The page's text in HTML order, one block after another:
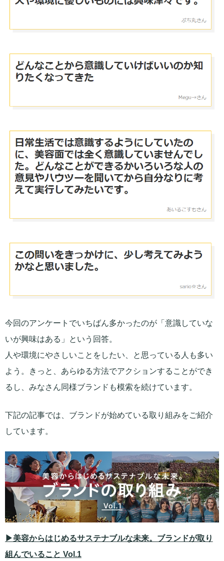
今回のアンケートでいちばん多かったのが「意識していな
いが興味はある」という回答。
人や環境にやさしいことをしたい、と思っている人も多い
よう。きっと、あらゆる方法でアクションすることができ
るし、みなさん同様ブランドも模索を続けています。
下記の記事では、ブランドが始めている取り組みをご紹介
しています。
▶美容からはじめるサステナブルな未来。ブランドが取り
組んでいること Vol.1